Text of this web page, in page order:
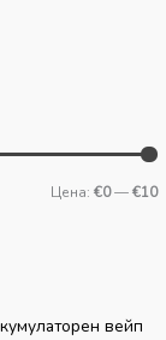
Цена: €0—€10
вейп